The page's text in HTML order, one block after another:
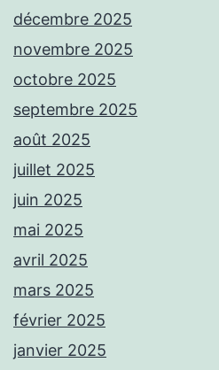
décembre 2025
novembre 2025
octobre 2025
septembre 2025
août 2025
juillet 2025
juin 2025
mai 2025
avril 2025
mars 2025
février 2025
janvier 2025